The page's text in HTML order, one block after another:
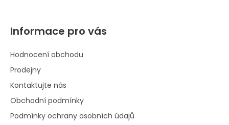
Informace pro vás
Hodnocení obchodu
Prodejny
Kontaktujte nás
Obchodní podmínky
Podmínky ochrany osobních údajů